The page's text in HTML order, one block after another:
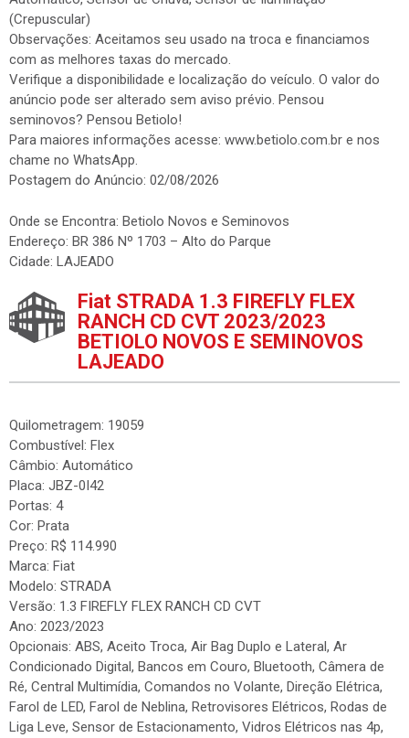
(Crepuscular)
Observações: Aceitamos seu usado na troca e financiamos
com as melhores taxas do mercado.
Verifique a disponibilidade e localização do veículo. O valor do
anúncio pode ser alterado sem aviso prévio. Pensou
seminovos? Pensou Betiolo!
Para maiores informações acesse: www.betiolo.com.br e nos
chame no WhatsApp.
Postagem do Anúncio: 02/08/2026
Onde se Encontra: Betiolo Novos e Seminovos
Endereço: BR 386 Nº 1703 – Alto do Parque
Cidade: LAJEADO
Fiat STRADA 1.3 FIREFLY FLEX
RANCH CD CVT 2023/2023
BETIOLO NOVOS E SEMINOVOS
LAJEADO
Quilometragem: 19059
Combustível: Flex
Câmbio: Automático
Placa: JBZ-0I42
Portas: 4
Cor: Prata
Preço: R$ 114.990
Marca: Fiat
Modelo: STRADA
Versão: 1.3 FIREFLY FLEX RANCH CD CVT
Ano: 2023/2023
Opcionais: ABS, Aceito Troca, Air Bag Duplo e Lateral, Ar
Condicionado Digital, Bancos em Couro, Bluetooth, Câmera de
Ré, Central Multimídia, Comandos no Volante, Direção Elétrica,
Farol de LED, Farol de Neblina, Retrovisores Elétricos, Rodas de
Liga Leve, Sensor de Estacionamento, Vidros Elétricos nas 4p,